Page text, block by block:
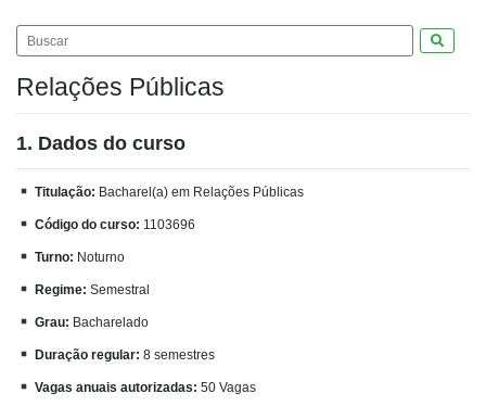
Relações Públicas
1. Dados do curso
Titulação: Bacharel(a) em Relações Públicas
Código do curso: 1103696
Turno: Noturno
Regime: Semestral
Grau: Bacharelado
Duração regular: 8 semestres
Vagas anuais autorizadas: 50 Vagas